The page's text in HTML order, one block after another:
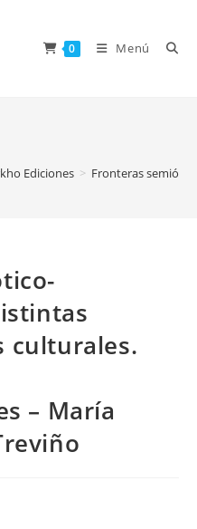
0 Menú
Ediciones > Fronteras
culturales.
– María